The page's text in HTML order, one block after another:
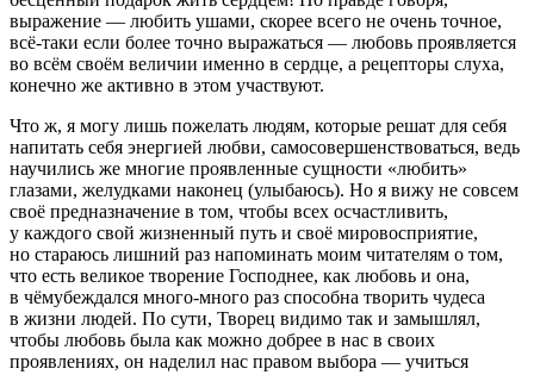
выражение — любить ушами, скорее всего не очень точное,
всё-таки если более точно выражаться — любовь проявляется
во всём своём величии именно в сердце, а рецепторы слуха,
конечно же активно в этом участвуют.
Что ж, я могу лишь пожелать людям, которые решат для себя
напитать себя энергией любви, самосовершенствоваться, ведь
научились же многие проявленные сущности «любить»
глазами, желудками наконец (улыбаюсь). Но я вижу не совсем
своё предназначение в том, чтобы всех осчастливить,
у каждого свой жизненный путь и своё мировосприятие,
но стараюсь лишний раз напоминать моим читателям о том,
что есть великое творение Господнее, как любовь и она,
в чёмубеждался много-много раз способна творить чудеса
в жизни людей. По сути, Творец видимо так и замышлял,
чтобы любовь была как можно добрее в нас в своих
проявлениях, он наделил нас правом выбора — учиться